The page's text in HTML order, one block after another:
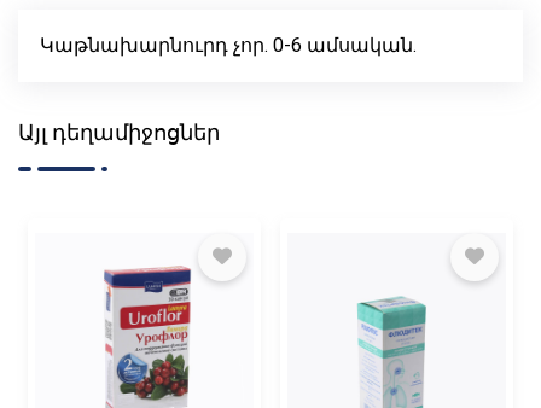
Կաթնախարնուրդ չոր. 0-6 ամսական.
Այլ դեղամիջոցներ